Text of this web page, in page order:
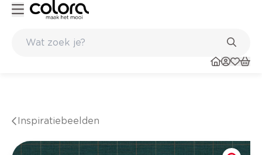
Inspiratiebeelden